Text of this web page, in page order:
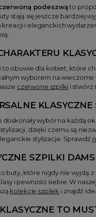
podeszwąto
stają się jeszcze bardziej
i eleganckich
to obuwie dla kobiet, które
wyborem na
czerwone szpilkii stwórz
doskonały wybór na każdą
dzięki czemu są
stylizacje. Sprawdź
SZPILKI
buty, które nigdy nie wyjdą z
i pewności siebie. W
kolekcję szpilek i znajdź
TO